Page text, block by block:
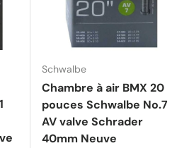
Schwalbe
Chambre à air BMX 20
pouces Schwalbe No.7
AV valve Schrader
40mm Neuve